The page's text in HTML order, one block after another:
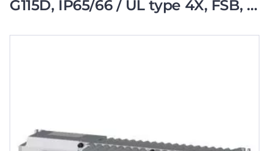
G115D, IP65/66 / UL type 4X, FSB, 3